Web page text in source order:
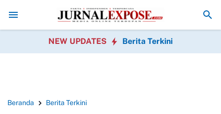
Dana Desa Cicantayan Disorot, Pemdes Buka Pengelolaan
NEW UPDATES Berita Terkini
Beranda Berita Terkini